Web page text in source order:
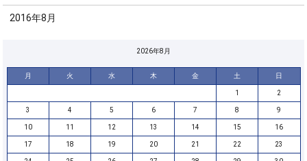
2016年8月
2026年8月
月 火 水 木 金 土 日
1 2
3 4 5 6 7 8 9
10 11 12 13 14 15 16
17 18 19 20 21 22 23